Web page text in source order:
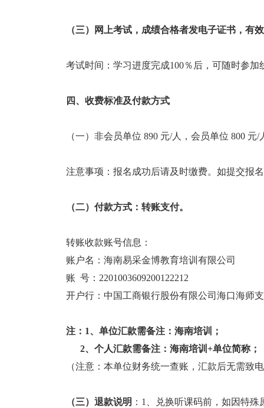
（三）网上考试，成绩合格者发电子证书，有
考试时间：学习进度完成100％后，可随时参
四、收费标准及付款方式
（一）非会员单位 890 元/人，会员单位 800
注意事项：报名成功后请及时缴费。如提交报
（二）付款方式：转账支付。
转账收款账号信息：
账户名：海南易采金博教育培训有限公司
账 号：2201003609200122212
开户行：中国工商银行股份有限公司海口海师
注：1、单位汇款需备注：海南培训；
2、个人汇款需备注：海南培训+单位简称；
（注意：本单位财务统一查账，汇款后无需致
（三）退款说明 ：1、兑换听课码前，如因特